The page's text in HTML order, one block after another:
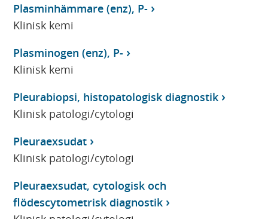
Plasminhämmare (enz), P-
Klinisk kemi
Plasminogen (enz), P-
Klinisk kemi
Pleurabiopsi, histopatologisk diagnostik
Klinisk patologi/cytologi
Pleuraexsudat
Klinisk patologi/cytologi
Pleuraexsudat, cytologisk och
flödescytometrisk diagnostik